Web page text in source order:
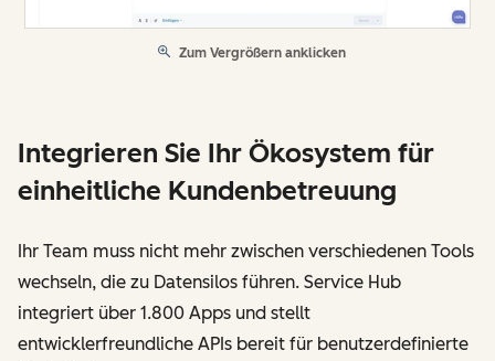
Zum Vergrößern anklicken
Integrieren Sie Ihr Ökosystem für
einheitliche Kundenbetreuung
Ihr Team muss nicht mehr zwischen verschiedenen Tools
wechseln, die zu Datensilos führen. Service Hub
integriert über 1.800 Apps und stellt
entwicklerfreundliche APIs bereit für benutzerdefinierte